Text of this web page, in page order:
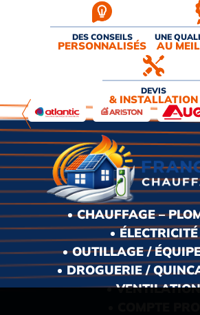
DES CONSEILS
PERSONNALISÉS
UNE
AU
DEVIS
& INSTALLATION
CHAUFFAGE –
ÉLECTRICITÉ
OUTILLAGE /
DROGUERIE /
VENTILATION